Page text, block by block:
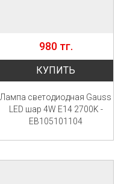
980 тг.
КУПИТЬ
Лампа светодиодная Gauss
LED шар 4W E14 2700K -
EB105101104